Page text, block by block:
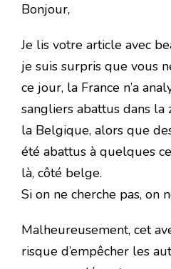
Bonjour,
Je lis votre article avec
je suis surpris que vous
ce jour, la France n’a
sangliers abattus dans la
la Belgique, alors que
été abattus à quelques
là, côté belge.
Si on ne cherche pas, on
Malheureusement, cet
risque d’empêcher les